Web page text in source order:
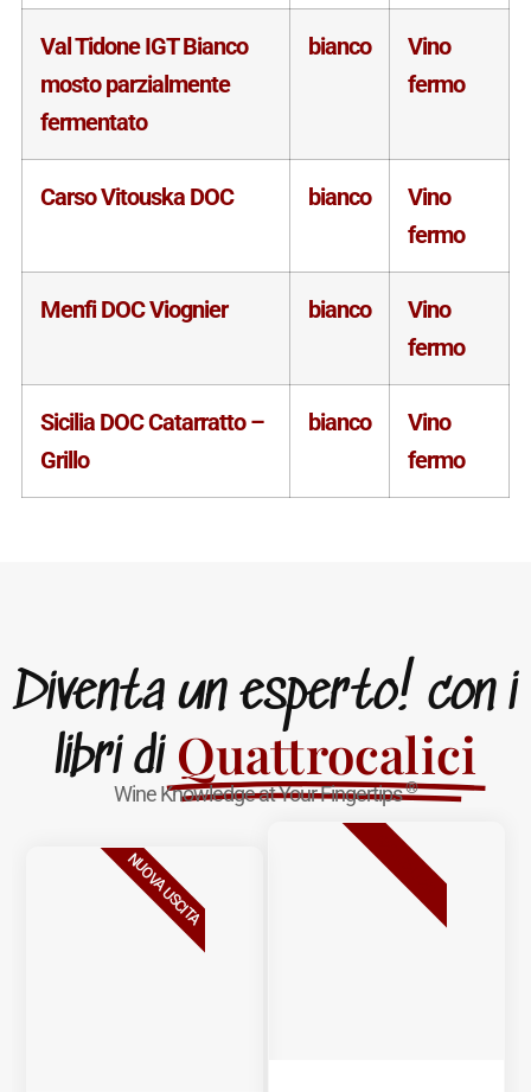
Val Tidone IGT Bianco
mosto parzialmente
fermentato
bianco
Vino
fermo
Carso Vitouska DOC bianco
Vino
fermo
Menfi DOC Viognier bianco
Vino
fermo
Sicilia DOC Catarratto –
Grillo
bianco
Vino
fermo
Diventa un esperto! con i
libri di Quattrocalici
Wine Knowledge at Your Fingertips®
NUOVA USCITA BESTSELLER